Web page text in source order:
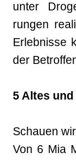
unter
rungen
Erlebnisse
der
5 Altes
Schauen
Von 6 Mia